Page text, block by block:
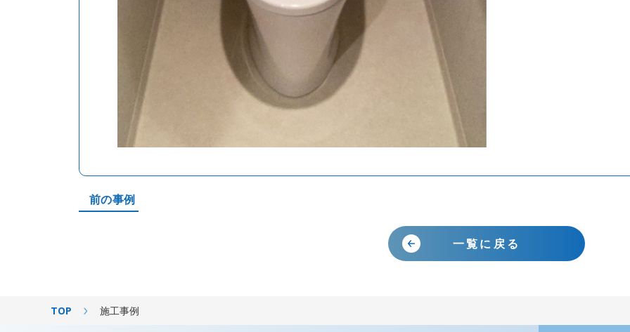
前の事例
一覧に戻る
TOP 施工事例
品番の確認方法
※取扱説明書をお持ちであれば、そちらから確認することも可能です。